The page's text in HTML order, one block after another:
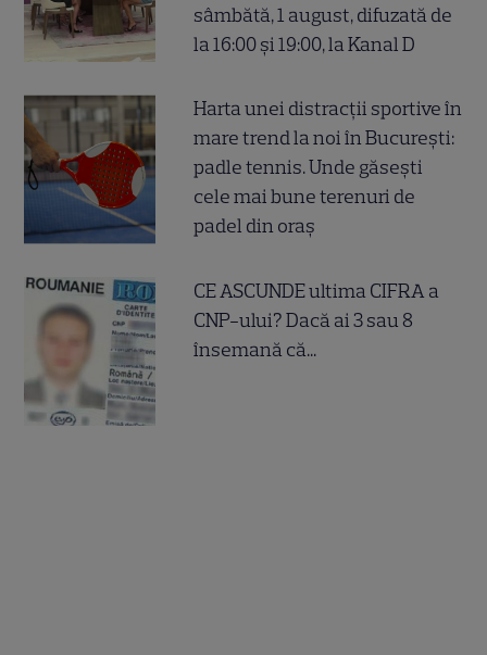
sâmbătă, 1 august, difuzată de
la 16:00 și 19:00, la Kanal D
Harta unei distracții sportive în
mare trend la noi în București:
padle tennis. Unde găsești
cele mai bune terenuri de
padel din oraș
CE ASCUNDE ultima CIFRA a
CNP-ului? Dacă ai 3 sau 8
însemană că...